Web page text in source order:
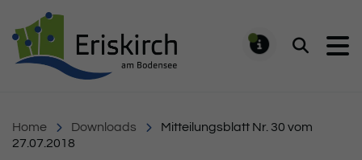
Suchen
Home Downloads
Mitteilungsblatt Nr. 30 vom
27.07.2018